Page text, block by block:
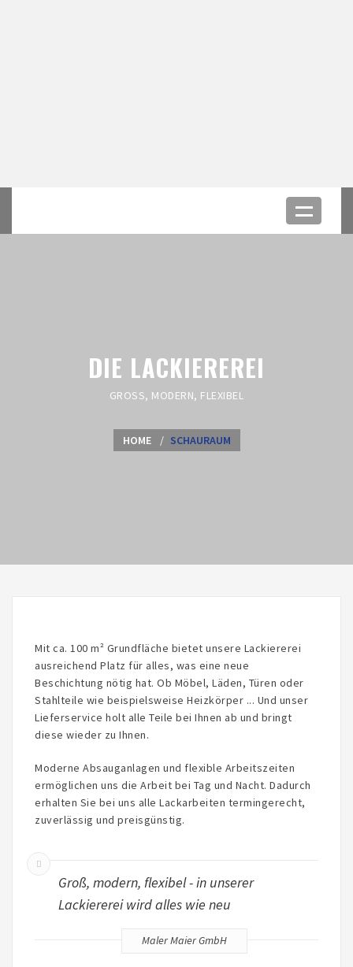
DIE LACKIEREREI
GROSS, MODERN, FLEXIBEL
HOME SCHAURAUM
Mit ca. 100 m² Grundfläche bietet unsere Lackiererei
ausreichend Platz für alles, was eine neue
Beschichtung nötig hat. Ob Möbel, Läden, Türen oder
Stahlteile wie beispielsweise Heizkörper ... Und unser
Lieferservice holt alle Teile bei Ihnen ab und bringt
diese wieder zu Ihnen.
Moderne Absauganlagen und flexible Arbeitszeiten
ermöglichen uns die Arbeit bei Tag und Nacht. Dadurch
erhalten Sie bei uns alle Lackarbeiten termingerecht,
zuverlässig und preisgünstig.
Groß, modern, flexibel - in unserer
Lackiererei wird alles wie neu
Maler Maier GmbH